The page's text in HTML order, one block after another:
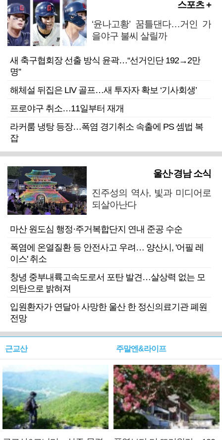
스포츠 +
‘윤나고황’ 꿈틀댄다…거인 가
을야구 불씨 살릴까
새 축구협회장 선출 방식 윤곽…“선거인단 192→2만
명”
해체설 뒤집은 LIV 골프…새 투자자 확보 ‘기사회생’
프로야구 취소…11일부터 재개
라커룸 냉탕 등장…폭염 경기취소 속출에 PS 셈법 복
잡
울산·경남 소식
진주성의 역사, 빛과 미디어로
되살아난다
마산 원도심 행정·주거복합단지 연내 준공 수순
폭염에 온열질환 등 안전사고 우려… 양산시, '어필 레
이스' 취소
창녕 중부내륙고속도로서 포탄 발견…살상력 없는 모
의탄으로 밝혀져
입원환자가 연달아 사망한 울산 한 정신의료기관 폐원
전망
근교산 주말엔&라이프